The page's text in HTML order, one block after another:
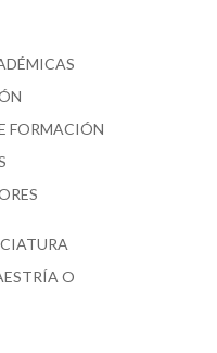
FORMACIÓN
O